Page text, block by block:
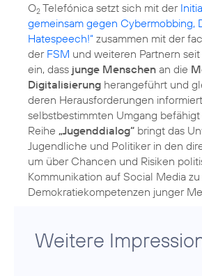
O2 Telefónica setzt sich mit der
gemeinsam gegen Cybermobbing,
Hatespeech!“ zusammen mit der
der FSM und weiteren Partnern
ein, dass junge Menschen an die
Digitalisierung herangeführt und
deren Herausforderungen
selbstbestimmten Umgang
Reihe „Jugenddialog“ bringt das
Jugendliche und Politiker in den
um über Chancen und Risiken
Kommunikation auf Social Media
Demokratiekompetenzen junger
Weitere